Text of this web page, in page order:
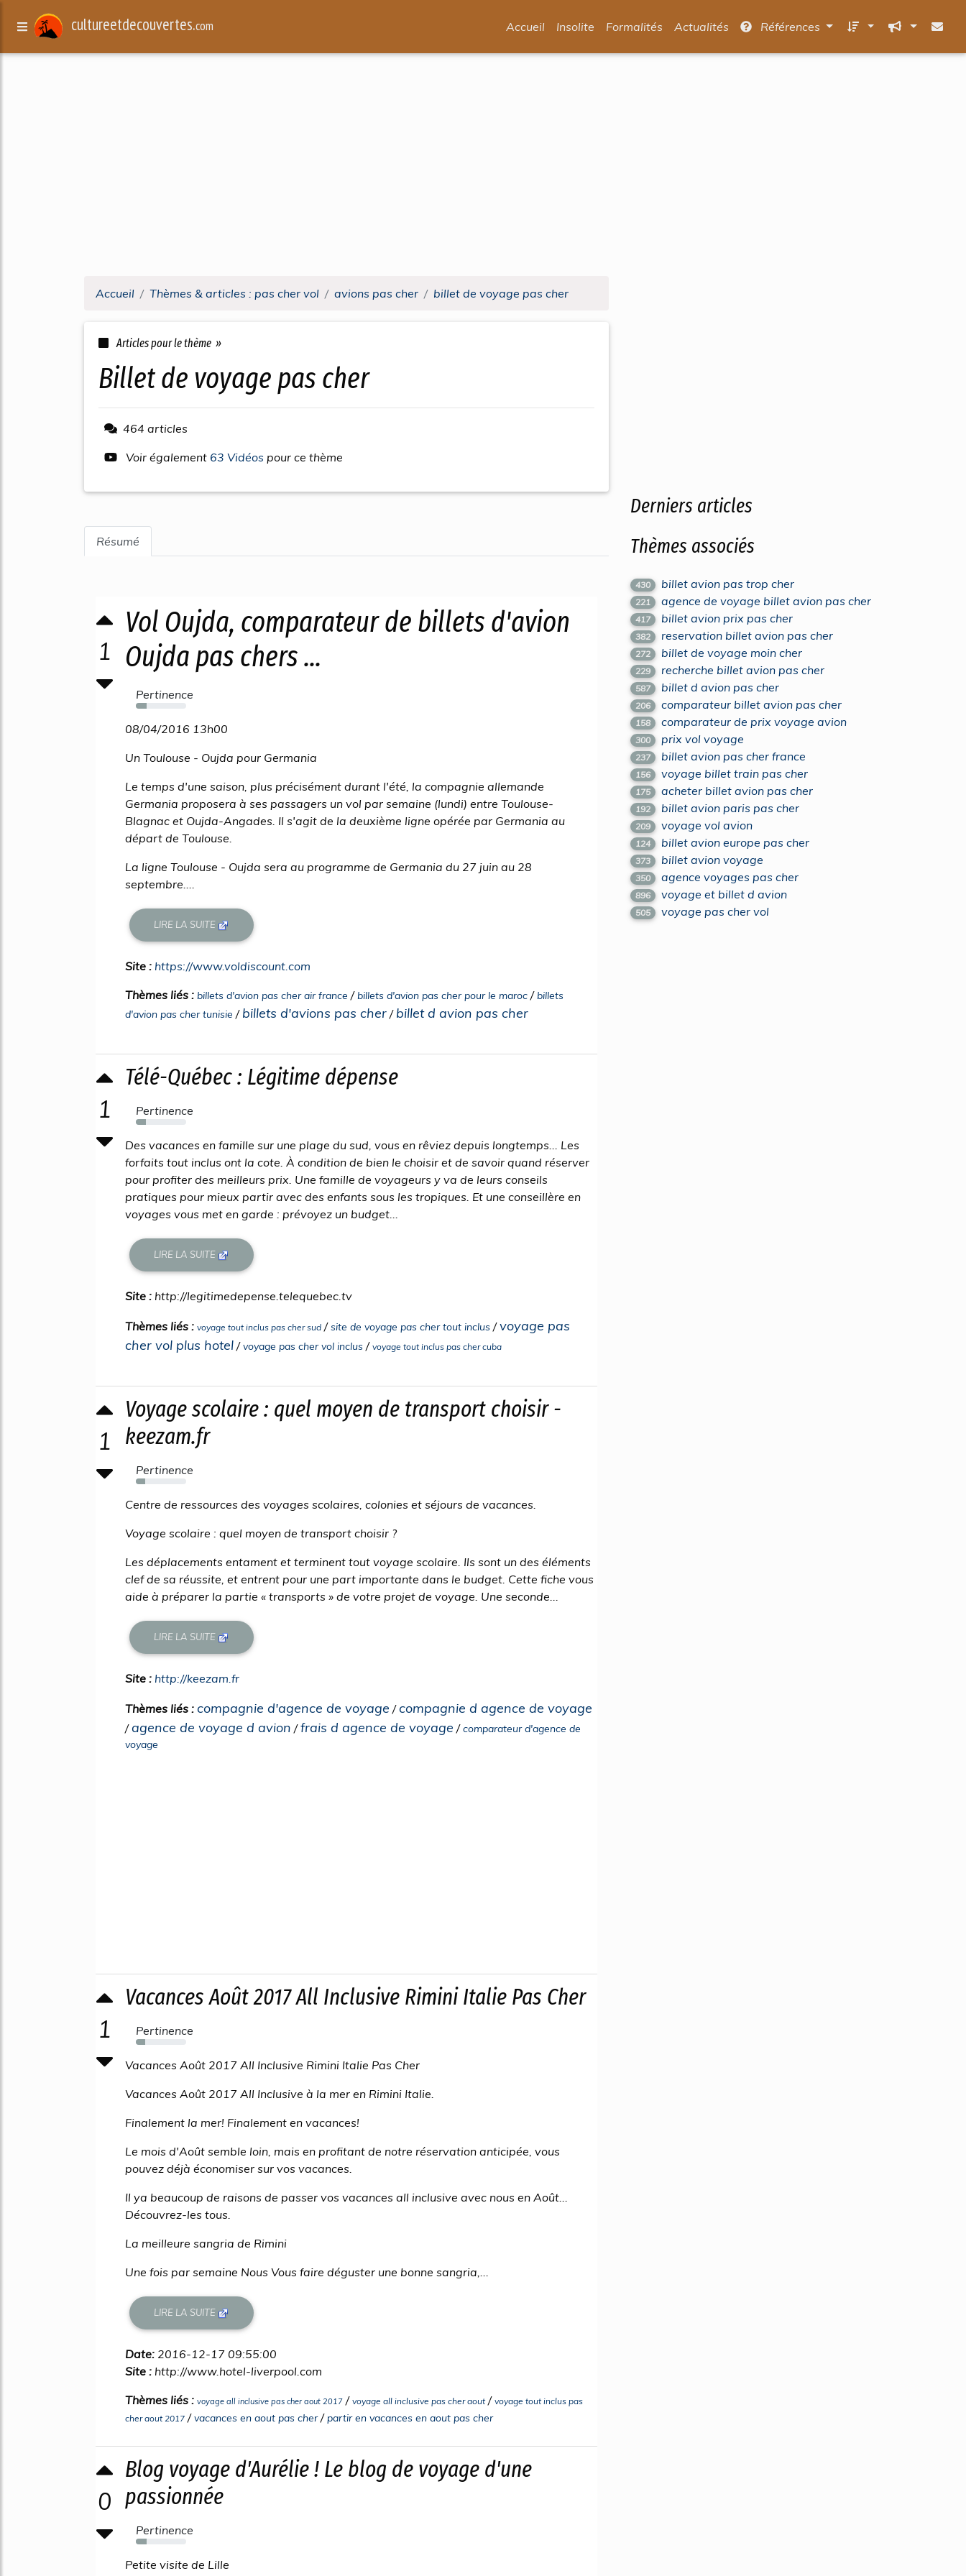
cultureetdecouvertes.com Accueil Insolite Formalités Actualités Références
Accueil Thèmes & articles : pas cher vol avions pas cher billet de voyage pas cher
Articles pour le thème »
billet de voyage pas cher
464 articles
Voir également 63 Vidéos pour ce thème
Résumé
1
Vol Oujda, comparateur de billets d'avion
Oujda pas chers ...
Pertinence
21%
08/04/2016 13h00
Un Toulouse - Oujda pour Germania
Le temps d'une saison, plus précisément durant l'été, la compagnie allemande
Germania proposera à ses passagers un vol par semaine (lundi) entre Toulouse-
Blagnac et Oujda-Angades. Il s'agit de la deuxième ligne opérée par Germania au
départ de Toulouse.
La ligne Toulouse - Oujda sera au programme de Germania du 27 juin au 28
septembre....
LIRE LA SUITE
Site : https://www.voldiscount.com
Thèmes liés : billets d'avion pas cher air france /billets d'avion pas cher pour le maroc /billets
d'avion pas cher tunisie / billets d'avions pas cher / billet d avion pas cher
1
Télé-Québec : Légitime dépense
Pertinence
20%
Des vacances en famille sur une plage du sud, vous en rêviez depuis longtemps... Les
forfaits tout inclus ont la cote. À condition de bien le choisir et de savoir quand réserver
pour profiter des meilleurs prix. Une famille de voyageurs y va de leurs conseils
pratiques pour mieux partir avec des enfants sous les tropiques. Et une conseillère en
voyages vous met en garde : prévoyez un budget...
LIRE LA SUITE
Site : http://legitimedepense.telequebec.tv
Thèmes liés : voyage tout inclus pas cher sud /site de voyage pas cher tout inclus /voyage pas
cher vol plus hotel /voyage pas cher vol inclus / voyage tout inclus pas cher cuba
1
Voyage scolaire : quel moyen de transport choisir -
keezam.fr
Pertinence
19%
Centre de ressources des voyages scolaires, colonies et séjours de vacances.
Voyage scolaire : quel moyen de transport choisir ?
Les déplacements entament et terminent tout voyage scolaire. Ils sont un des éléments
clef de sa réussite, et entrent pour une part importante dans le budget. Cette fiche vous
aide à préparer la partie « transports » de votre projet de voyage. Une seconde...
LIRE LA SUITE
Site : http://keezam.fr
Thèmes liés : compagnie d'agence de voyage /compagnie d agence de voyage
/agence de voyage d avion /frais d agence de voyage /comparateur d'agence de
voyage
1
Vacances Août 2017 All Inclusive Rimini Italie Pas Cher
Pertinence
19%
Vacances Août 2017 All Inclusive Rimini Italie Pas Cher
Vacances Août 2017 All Inclusive à la mer en Rimini Italie.
Finalement la mer! Finalement en vacances!
Le mois d'Août semble loin, mais en profitant de notre réservation anticipée, vous
pouvez déjà économiser sur vos vacances.
Il ya beaucoup de raisons de passer vos vacances all inclusive avec nous en Août...
Découvrez-les tous.
La meilleure sangria de Rimini
Une fois par semaine Nous Vous faire déguster une bonne sangria,...
LIRE LA SUITE
Date: 2016-12-17 09:55:00
Site : http://www.hotel-liverpool.com
Thèmes liés : voyage all inclusive pas cher aout 2017 / voyage all inclusive pas cher aout/ voyage tout inclus pas
cher aout 2017 /vacances en aout pas cher/ partir en vacances en aout pas cher
0
Blog voyage d'Aurélie ! Le blog de voyage d'une
passionnée
Pertinence
21%
Petite visite de Lille
Derniers articles
Thèmes associés
430 billet avion pas trop cher
221 agence de voyage billet avion pas cher
417 billet avion prix pas cher
382 reservation billet avion pas cher
272 billet de voyage moin cher
229 recherche billet avion pas cher
587 billet d avion pas cher
206 comparateur billet avion pas cher
158 comparateur de prix voyage avion
300 prix vol voyage
237 billet avion pas cher france
156 voyage billet train pas cher
175 acheter billet avion pas cher
192 billet avion paris pas cher
209 voyage vol avion
124 billet avion europe pas cher
373 billet avion voyage
350 agence voyages pas cher
896 voyage et billet d avion
505 voyage pas cher vol